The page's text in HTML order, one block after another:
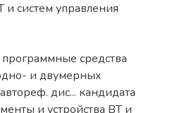
и систем управления
средства
и двумерных
дис... кандидата
и устройства ВТ и